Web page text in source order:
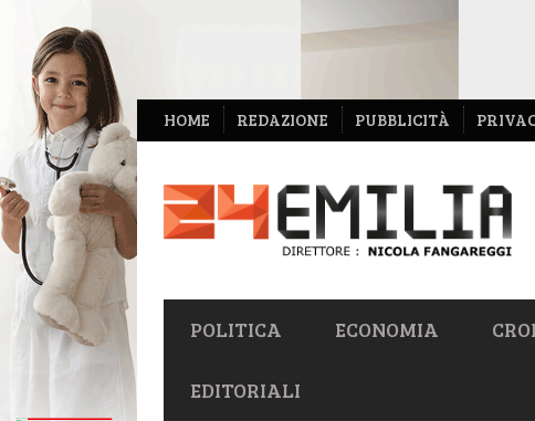
NAVIGAZIONE
SECONDARIA
HOME REDAZIONE PUBBLICITÀ
NAVIGAZIONE
PRIMARIA
POLITICA ECONOMIA
EDITORIALI